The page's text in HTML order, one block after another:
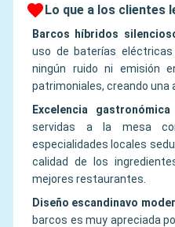
Lo que a los clientes
Barcos híbridos
uso de baterías
ningún ruido ni emisión
patrimoniales, creando una
Excelencia gastronómica
servidas a la mesa
especialidades locales
calidad de los
mejores restaurantes.
Diseño escandinavo
barcos es muy apreciada